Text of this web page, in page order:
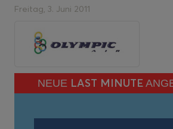
Freitag, 3. Juni 2011
NEUE LAST MINUTE